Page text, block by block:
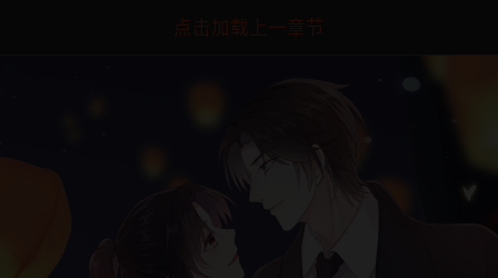
点击加载上一章节